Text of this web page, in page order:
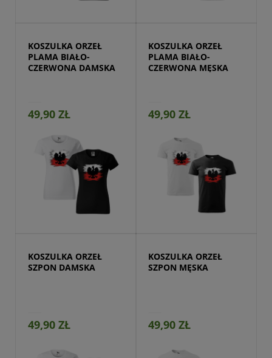
KOSZULKA ORZEŁ
PLAMA BIAŁO-
CZERWONA DAMSKA
49,90 ZŁ
KOSZULKA ORZEŁ
PLAMA BIAŁO-
CZERWONA MĘSKA
49,90 ZŁ
Przejdź do produktu
KOSZULKA ORZEŁ
SZPON DAMSKA
49,90 ZŁ
KOSZULKA ORZEŁ
SZPON MĘSKA
49,90 ZŁ